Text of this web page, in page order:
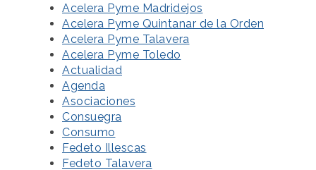
Acelera Pyme Madridejos
Acelera Pyme Quintanar de la Orden
Acelera Pyme Talavera
Acelera Pyme Toledo
Actualidad
Agenda
Asociaciones
Consuegra
Consumo
Fedeto Illescas
Fedeto Talavera